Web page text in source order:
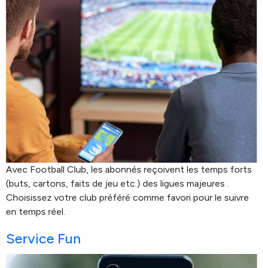
Avec Football Club, les abonnés reçoivent les temps forts
(buts, cartons, faits de jeu etc.) des ligues majeures .
Choisissez votre club préféré comme favori pour le suivre
en temps réel.
Service Fun